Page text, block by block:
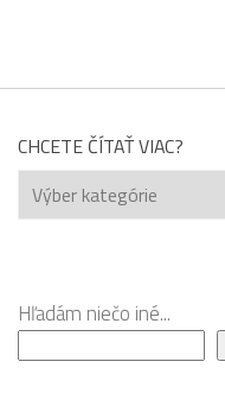
CHCETE ČÍTAŤ VIAC?
Chcete
čítať
Hľadám niečo iné...